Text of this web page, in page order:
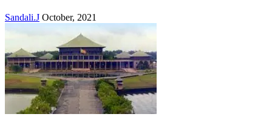
Sandali.J October, 2021